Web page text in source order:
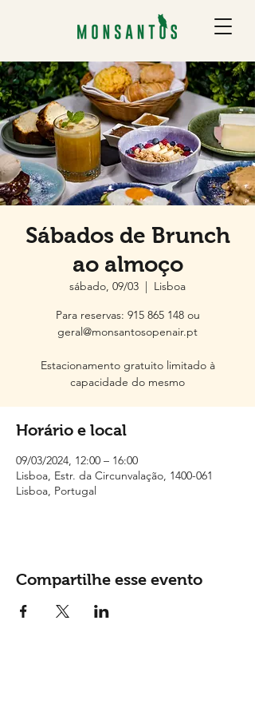
Sábados de Brunch
ao almoço
sábado, 09/03
  |
Lisboa
Para reservas: 915 865 148 ou
geral@monsantosopenair.pt
Estacionamento gratuito limitado à
capacidade do mesmo
Horário e local
09/03/2024, 12:00 – 16:00
Lisboa, Estr. da Circunvalação, 1400-061
Lisboa, Portugal
Compartilhe esse evento